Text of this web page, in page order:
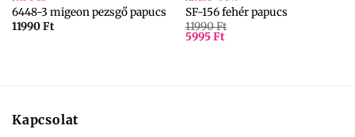
6448-3 migeon pezsgő papucs
11990Ft
SF-156 fehér papucs
11990Ft
5995Ft
Kapcsolat